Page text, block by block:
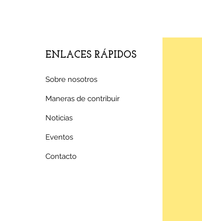
ENLACES RÁPIDOS
Sobre nosotros
Maneras de contribuir
Noticias
Eventos
Contacto